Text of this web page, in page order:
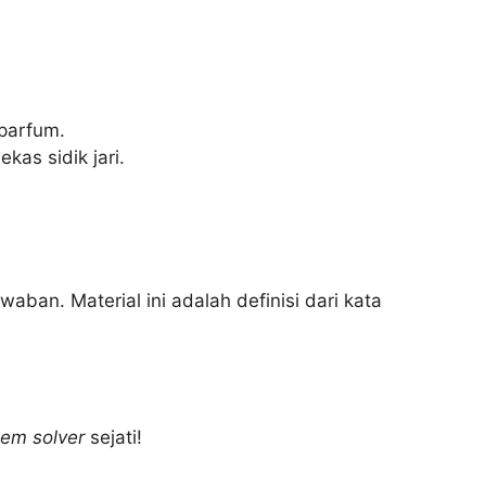
sidik jari.
Material ini adalah definisi dari kata
solversejati!